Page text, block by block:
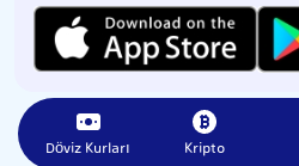
Döviz Kurları Kripto